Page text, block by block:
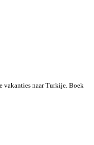
vakanties naar Turkije. Boek